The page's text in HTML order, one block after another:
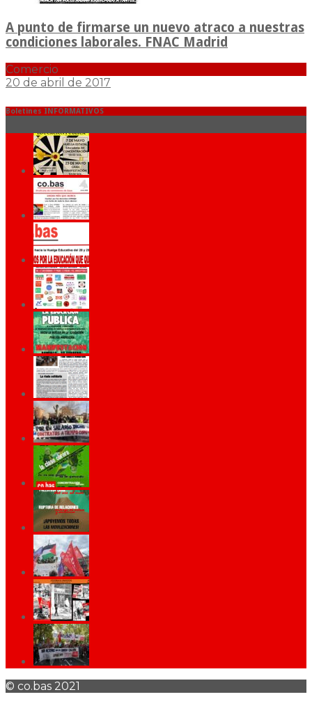
A punto de firmarse un nuevo atraco a nuestras
condiciones laborales. FNAC Madrid
Comercio
20 de abril de 2017
Boletines INFORMATIVOS
© co.bas 2021